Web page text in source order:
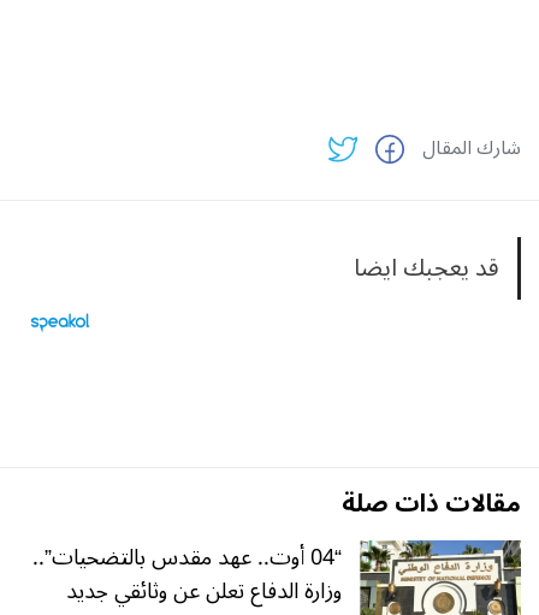
شارك المقال
قد يعجبك ايضا
مقالات ذات صلة
“04 أوت.. عهد مقدس بالتضحيات”..
وزارة الدفاع تعلن عن وثائقي جديد